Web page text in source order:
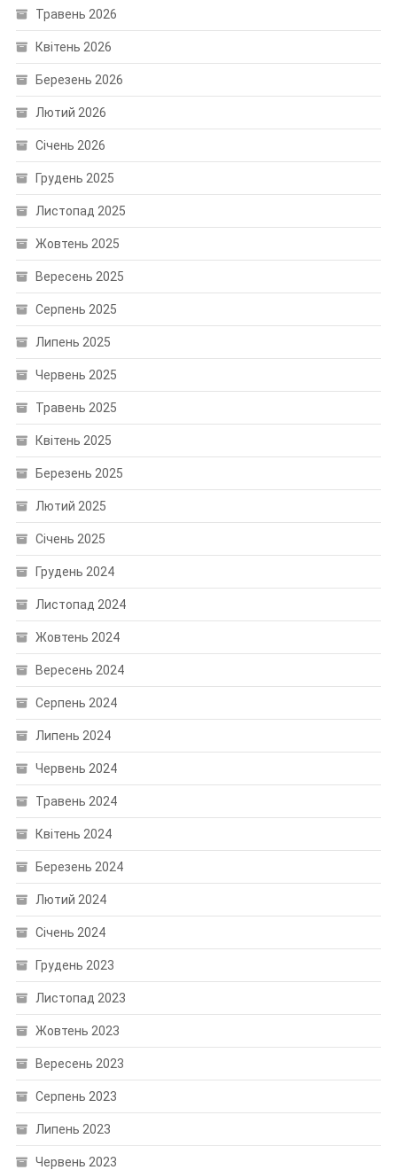
Травень 2026
Квітень 2026
Березень 2026
Лютий 2026
Січень 2026
Грудень 2025
Листопад 2025
Жовтень 2025
Вересень 2025
Серпень 2025
Липень 2025
Червень 2025
Травень 2025
Квітень 2025
Березень 2025
Лютий 2025
Січень 2025
Грудень 2024
Листопад 2024
Жовтень 2024
Вересень 2024
Серпень 2024
Липень 2024
Червень 2024
Травень 2024
Квітень 2024
Березень 2024
Лютий 2024
Січень 2024
Грудень 2023
Листопад 2023
Жовтень 2023
Вересень 2023
Серпень 2023
Липень 2023
Червень 2023